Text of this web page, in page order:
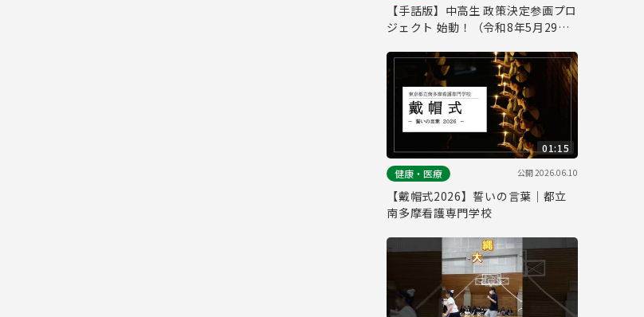
【手話版】中高生 政策決定参画プロ
ジェクト 始動！（令和8年5月29日
01:15
健康・医療
公開2026.06.10
【戴帽式2026】誓いの言葉｜都立
南多摩看護専門学校